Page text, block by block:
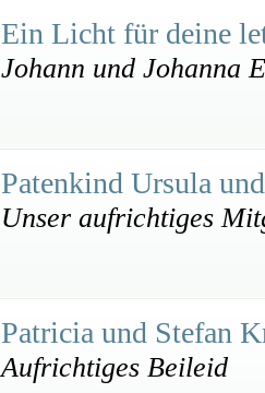
Ein Licht für deine
Johann und Johanna
Patenkind Ursula
Unser aufrichtiges
Patricia und Stefan
Aufrichtiges Beileid